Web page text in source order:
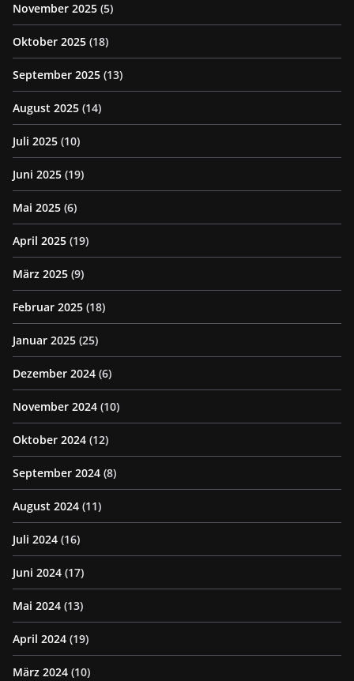
November 2025 (5)
Oktober 2025 (18)
September 2025 (13)
August 2025 (14)
Juli 2025 (10)
Juni 2025 (19)
Mai 2025 (6)
April 2025 (19)
März 2025 (9)
Februar 2025 (18)
Januar 2025 (25)
Dezember 2024 (6)
November 2024 (10)
Oktober 2024 (12)
September 2024 (8)
August 2024 (11)
Juli 2024 (16)
Juni 2024 (17)
Mai 2024 (13)
April 2024 (19)
März 2024 (10)